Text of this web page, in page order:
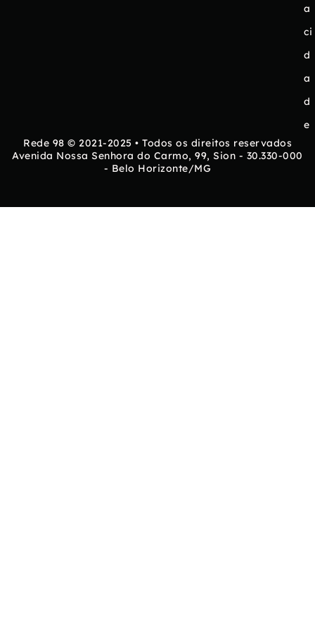
a
ci
d
a
d
e
Rede 98 © 2021-2025 • Todos os direitos reservados
Avenida Nossa Senhora do Carmo, 99, Sion - 30.330-000
- Belo Horizonte/MG